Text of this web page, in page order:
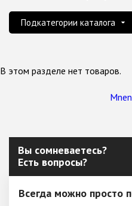
Подкатегории каталога
В этом разделе нет товаров.
Вы сомневаетесь?
Есть вопросы?
Всегда можно просто